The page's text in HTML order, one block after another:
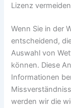
Lizenz
Wenn Sie in der
entscheidend,
Auswahl von
können. Diese
Informationen
werden wir die